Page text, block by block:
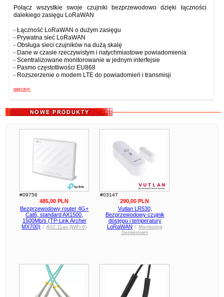
Połącz wszystkie swoje czujniki bezprzewodowo dzięki łączności
dalekiego zasięgu LoRaWAN
- Łączność LoRaWAN o dużym zasięgu
- Prywatna sieć LoRaWAN
- Obsługa sieci czujników na dużą skalę
- Dane w czasie rzeczywistym i natychmiastowe powiadomienia
- Scentralizowane monitorowanie w jednym interfejsie
- Pasmo częstotliwości EU868
- Rozszerzenie o modem LTE do powiadomień i transmisji
więcej»
#09756
485,00 PLN
Bezprzewodowy router 4G+
Cat6, standard AX1500,
1500Mb/s (TP-Link Archer
MX700) / 802.11ax (WiFi 6)
#03147
290,00 PLN
Vutlan LR530,
Bezprzewodowy czujnik
dostępu i temperatury
LoRaWAN / Monitoring
Serwerowni